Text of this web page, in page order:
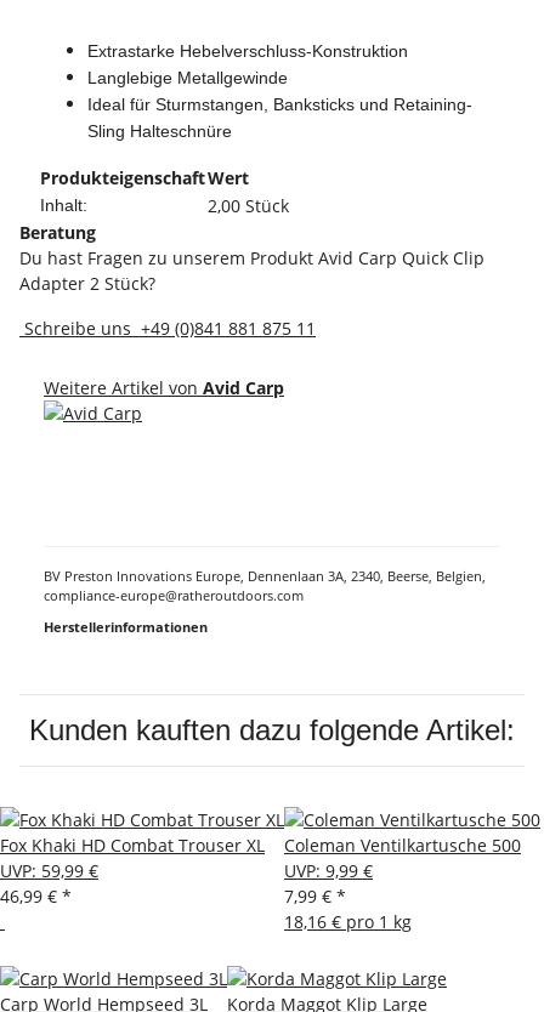
Extrastarke Hebelverschluss-Konstruktion
Langlebige Metallgewinde
Ideal für Sturmstangen, Banksticks und Retaining-
Sling Halteschnüre
ProdukteigenschaftWert
Inhalt:
2,00 Stück
Beratung
Du hast Fragen zu unserem Produkt Avid Carp Quick Clip
Adapter 2 Stück?
Schreibe uns +49 (0)841 881 875 11
Weitere Artikel von Avid Carp
BV Preston Innovations Europe, Dennenlaan 3A, 2340, Beerse, Belgien,
compliance-europe@ratheroutdoors.com
Herstellerinformationen
Kunden kauften dazu folgende Artikel:
Fox Khaki HD Combat Trouser XL
UVP: 59,99 €
46,99 € *
Coleman Ventilkartusche 500
UVP: 9,99 €
7,99 € *
18,16 € pro 1 kg
Carp World Hempseed 3L
Korda Maggot Klip Large